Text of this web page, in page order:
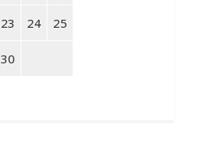
23 24 25
30